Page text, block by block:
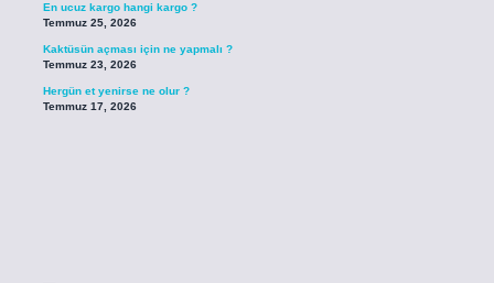
En ucuz kargo hangi kargo ?
Temmuz 25, 2026
Kaktüsün açması için ne yapmalı ?
Temmuz 23, 2026
Hergün et yenirse ne olur ?
Temmuz 17, 2026